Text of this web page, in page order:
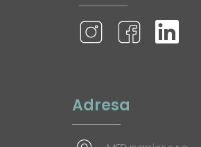
Adresa